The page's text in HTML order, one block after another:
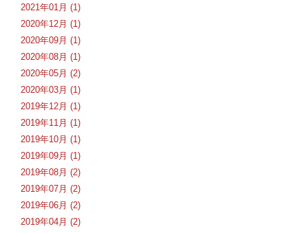
2021年01月 (1)
2020年12月 (1)
2020年09月 (1)
2020年08月 (1)
2020年05月 (2)
2020年03月 (1)
2019年12月 (1)
2019年11月 (1)
2019年10月 (1)
2019年09月 (1)
2019年08月 (2)
2019年07月 (2)
2019年06月 (2)
2019年04月 (2)